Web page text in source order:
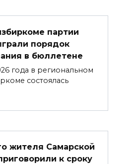
партии
порядок
в бюллетене
года в региональном
состоялась
жителя Самарской
к сроку